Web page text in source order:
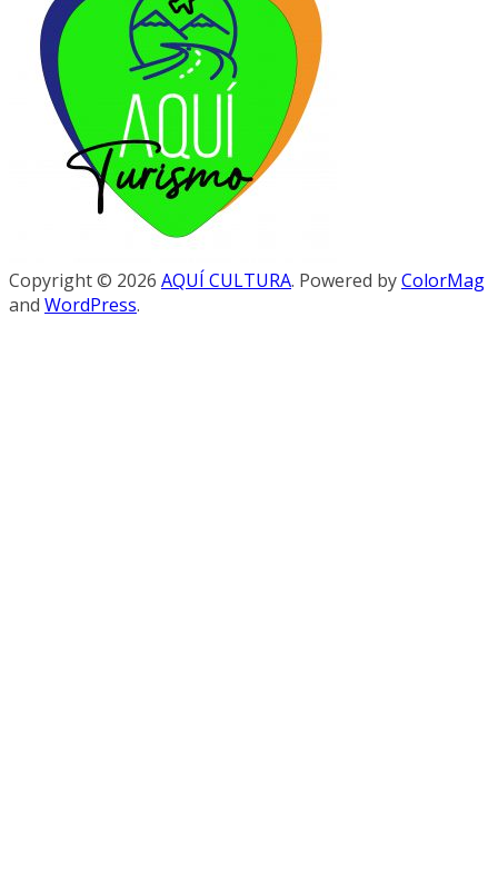
Copyright © 2026 AQUÍ CULTURA. Powered byColorMag
and WordPress.